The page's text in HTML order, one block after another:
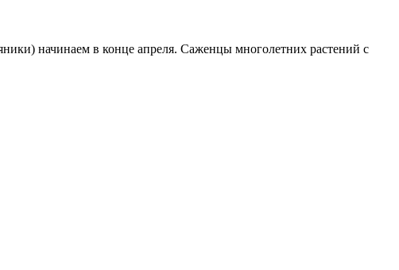
начинаем в конце апреля. Саженцы многолетних растений с